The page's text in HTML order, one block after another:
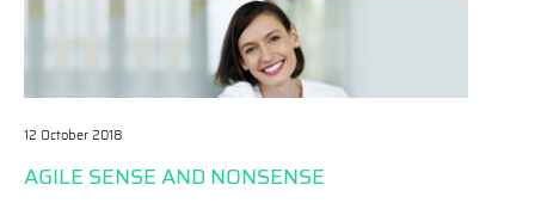
12 October 2018
AGILE SENSE AND NONSENSE